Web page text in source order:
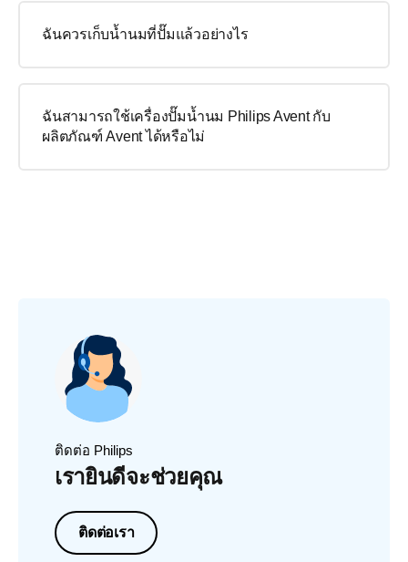
ฉันควรเก็บน้ำนมที่ปั๊มแล้วอย่างไร
ฉันสามารถใช้เครื่องปั๊มน้ำนม Philips Avent กับ
ผลิตภัณฑ์ Avent ได้หรือไม่
ติดต่อ Philips
เรายินดีจะช่วยคุณ
ติดต่อเรา